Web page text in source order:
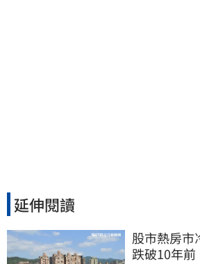
延伸閱讀
股市熱房市
跌破10年前